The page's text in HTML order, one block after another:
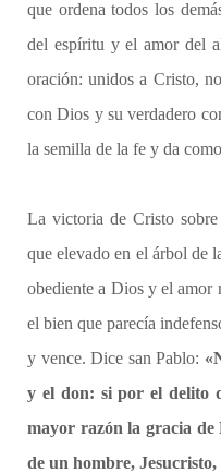
que ordena todos los
del espíritu y el amor del
oración: unidos a Cristo,
con Dios y su verdadero
la semilla de la fe y da
La victoria de Cristo sobre
que elevado en el árbol de
obediente a Dios y el amor
el bien que parecía
y vence. Dice san Pablo:
y el don: si por el delito
mayor razón la gracia
de un hombre, Jesucristo,